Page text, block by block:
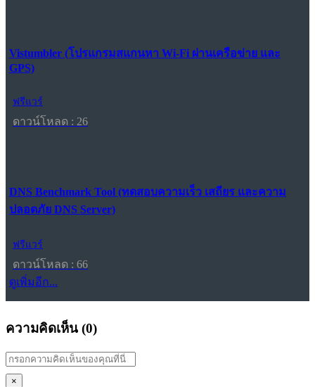
Vistumbler (โปรแกรมสแกนหา Wi-Fi ผ่านเครือข่าย และ
GPS)
ฟรีแวร์
ดาวน์โหลด : 26
DNS Benchmark Tool (ทดสอบความเร็ว เสถียร และความ
ปลอดภัย DNS Server)
ฟรีแวร์
ดาวน์โหลด : 66
ดูเพิ่มอีก...
ความคิดเห็น (0)
×